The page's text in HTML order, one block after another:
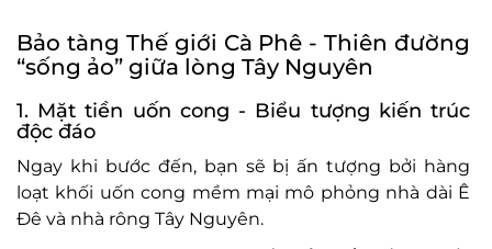
Bảo tàng Thế giới Cà Phê - Thiên đường
“sống ảo” giữa lòng Tây Nguyên
1. Mặt tiền uốn cong - Biểu tượng kiến trúc
độc đáo
Ngay khi bước đến, bạn sẽ bị ấn tượng bởi hàng
loạt khối uốn cong mềm mại mô phỏng nhà dài Ê
Đê và nhà rông Tây Nguyên.